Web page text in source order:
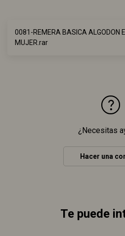
0081-REMERA BASICA ALGODON
MUJER.rar
¿Necesitas
Hacer una
Te puede